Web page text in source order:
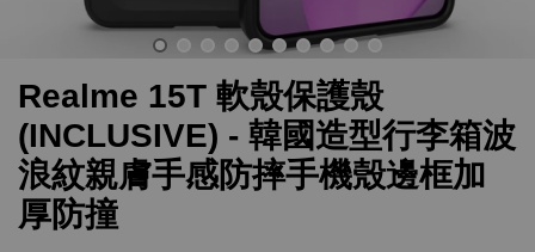
Realme 15T 軟殼保護殼
(INCLUSIVE) - 韓國造型行李箱波
浪紋親膚手感防摔手機殼邊框加
厚防撞